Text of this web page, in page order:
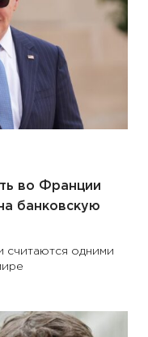
во Франции
банковскую
считаются одними